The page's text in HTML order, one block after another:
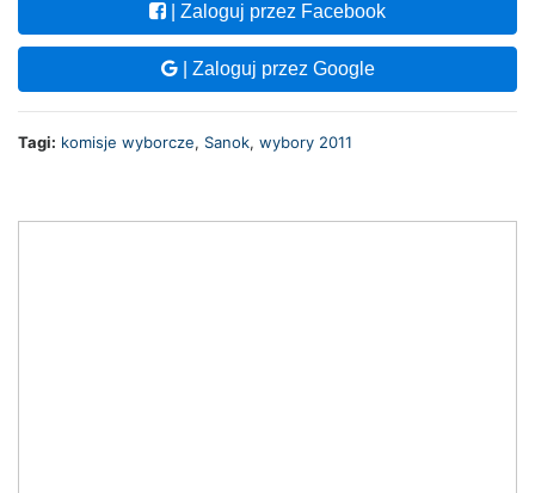
| Zaloguj przez Facebook
| Zaloguj przez Google
Tagi: komisje wyborcze, Sanok, wybory 2011